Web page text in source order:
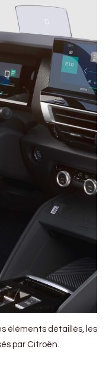
éléments détaillés, les
par Citroën.